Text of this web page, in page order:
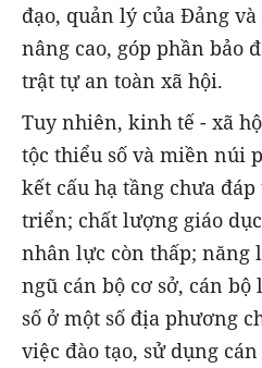
đạo, quản lý của Đảng
nâng cao, góp phần bảo
trật tự an toàn xã hội.
Tuy nhiên, kinh tế - xã
tộc thiểu số và miền núi
kết cấu hạ tầng chưa
triển; chất lượng giáo
nhân lực còn thấp; năng
ngũ cán bộ cơ sở, cán
số ở một số địa phương
việc đào tạo, sử dụng